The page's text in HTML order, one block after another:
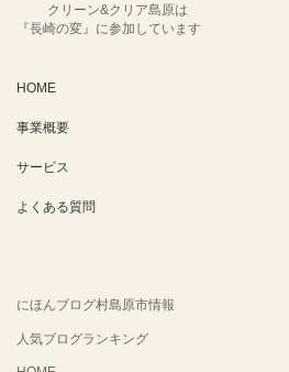
クリーン&クリア島原は
『長崎の変』に参加しています
HOME
事業概要
サービス
よくある質問
にほんブログ村島原市情報
人気ブログランキング